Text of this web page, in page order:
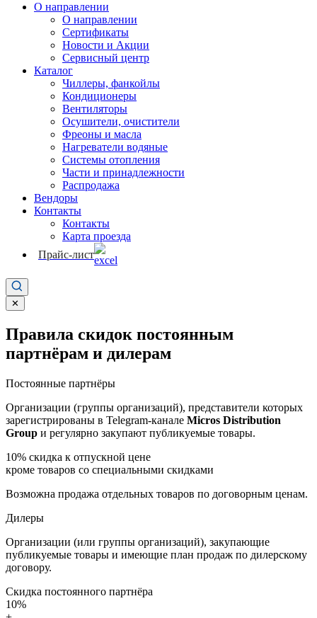
О направлении
О направлении
Сертификаты
Новости и Акции
Сервисный центр
Каталог
Чиллеры, фанкойлы
Кондиционеры
Вентиляторы
Осушители, очистители
Фреоны и масла
Нагреватели водяные
Системы отопления
Части и принадлежности
Раcпродажа
Вендоры
Контакты
Контакты
Карта проезда
Прайс-лист
✕
Правила скидок постоянным
партнёрам и дилерам
Постоянные партнёры
Организации (группы организаций), представители которых
зарегистрированы в Telegram-канале Micros Distribution
Group и регулярно закупают публикуемые товары.
10% скидка к отпускной цене
кроме товаров со специальными скидками
Возможна продажа отдельных товаров по договорным ценам.
Дилеры
Организации (или группы организаций), закупающие
публикуемые товары и имеющие план продаж по дилерскому
договору.
Скидка постоянного партнёра
10%